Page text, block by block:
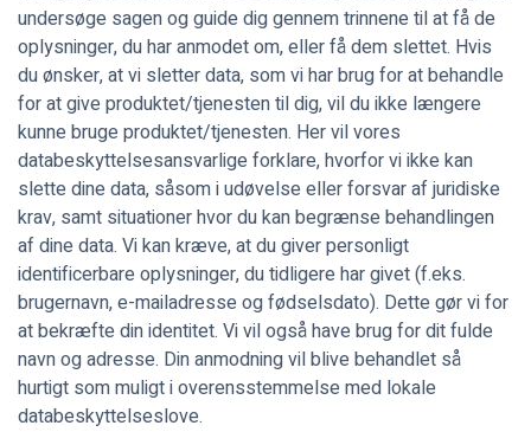
undersøge sagen og guide dig gennem trinnene til at få de
oplysninger, du har anmodet om, eller få dem slettet. Hvis
du ønsker, at vi sletter data, som vi har brug for at behandle
for at give produktet/tjenesten til dig, vil du ikke længere
kunne bruge produktet/tjenesten. Her vil vores
databeskyttelsesansvarlige forklare, hvorfor vi ikke kan
slette dine data, såsom i udøvelse eller forsvar af juridiske
krav, samt situationer hvor du kan begrænse behandlingen
af dine data. Vi kan kræve, at du giver personligt
identificerbare oplysninger, du tidligere har givet (f.eks.
brugernavn, e-mailadresse og fødselsdato). Dette gør vi for
at bekræfte din identitet. Vi vil også have brug for dit fulde
navn og adresse. Din anmodning vil blive behandlet så
hurtigt som muligt i overensstemmelse med lokale
databeskyttelseslove.